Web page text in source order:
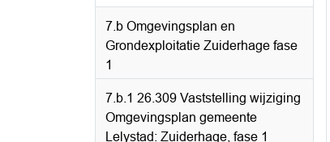
7.b Omgevingsplan en
Grondexploitatie Zuiderhage fase
1
7.b.1 26.309 Vaststelling wijziging
Omgevingsplan gemeente
Lelystad: Zuiderhage, fase 1